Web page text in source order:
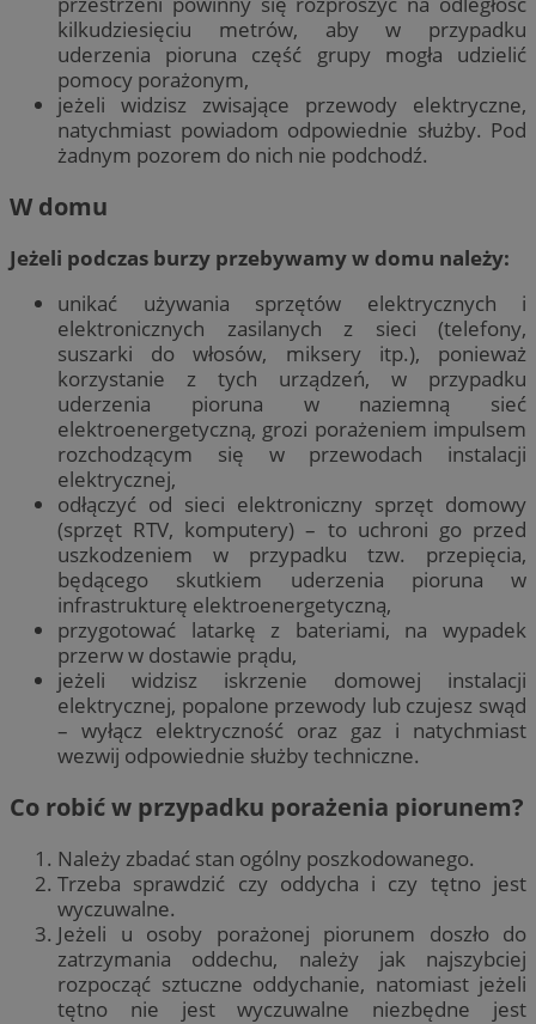
kilkudziesięciu metrów, aby w przypadku
uderzenia pioruna część grupy mogła udzielić
pomocy porażonym,
jeżeli widzisz zwisające przewody elektryczne,
natychmiast powiadom odpowiednie służby. Pod
żadnym pozorem do nich nie podchodź.
W domu
Jeżeli podczas burzy przebywamy w domu należy:
unikać używania sprzętów elektrycznych i
elektronicznych zasilanych z sieci (telefony,
suszarki do włosów, miksery itp.), ponieważ
korzystanie z tych urządzeń, w przypadku
uderzenia pioruna w naziemną sieć
elektroenergetyczną, grozi porażeniem impulsem
rozchodzącym się w przewodach instalacji
elektrycznej,
odłączyć od sieci elektroniczny sprzęt domowy
(sprzęt RTV, komputery) – to uchroni go przed
uszkodzeniem w przypadku tzw. przepięcia,
będącego skutkiem uderzenia pioruna w
infrastrukturę elektroenergetyczną,
przygotować latarkę z bateriami, na wypadek
przerw w dostawie prądu,
jeżeli widzisz iskrzenie domowej instalacji
elektrycznej, popalone przewody lub czujesz swąd
– wyłącz elektryczność oraz gaz i natychmiast
wezwij odpowiednie służby techniczne.
Co robić w przypadku porażenia piorunem?
Należy zbadać stan ogólny poszkodowanego.
Trzeba sprawdzić czy oddycha i czy tętno jest
wyczuwalne.
Jeżeli u osoby porażonej piorunem doszło do
zatrzymania oddechu, należy jak najszybciej
rozpocząć sztuczne oddychanie, natomiast jeżeli
tętno nie jest wyczuwalne niezbędne jest